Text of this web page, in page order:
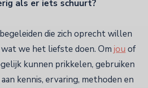
als er iets schuurt?
die zich oprecht willen
we het liefste doen. Om jou of
kunnen prikkelen, gebruiken
kennis, ervaring, methoden en